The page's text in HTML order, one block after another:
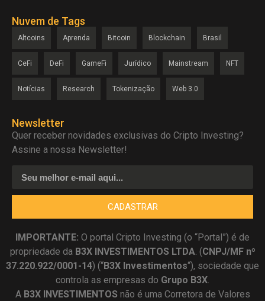
Nuvem de Tags
Altcoins Aprenda Bitcoin Blockchain Brasil
CeFi DeFi GameFi Jurídico Mainstream NFT
Notícias Research Tokenização Web 3.0
Newsletter
Quer receber novidades exclusivas do Cripto Investing?
Assine a nossa Newsletter!
CADASTRAR
IMPORTANTE: O portal Cripto Investing (o “Portal”) é de
propriedade da B3X INVESTIMENTOS LTDA. (CNPJ/MF nº
37.220.922/0001-14) (“B3X Investimentos“), sociedade que
controla as empresas do Grupo B3X.
A B3X INVESTIMENTOS não é uma Corretora de Valores